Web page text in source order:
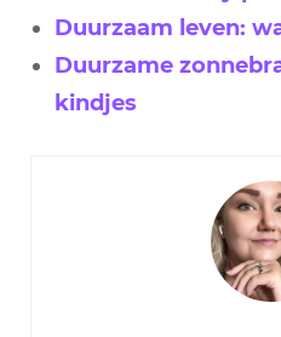
Duurzaam leven:
Duurzame
kindjes